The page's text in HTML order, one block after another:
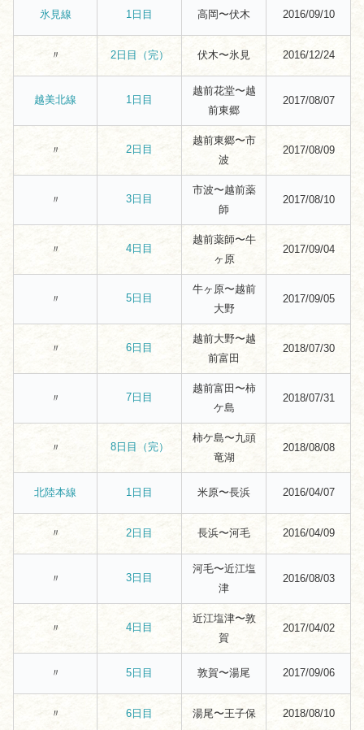
氷見線 1日目 高岡〜伏木 2016/09/10
〃 2日目（完） 伏木〜氷見 2016/12/24
越美北線 1日目
越前花堂〜越
前東郷
2017/08/07
〃 2日目
越前東郷〜市
波
2017/08/09
〃 3日目
市波〜越前薬
師
2017/08/10
〃 4日目
越前薬師〜牛
ヶ原
2017/09/04
〃 5日目
牛ヶ原〜越前
大野
2017/09/05
〃 6日目
越前大野〜越
前富田
2018/07/30
〃 7日目
越前富田〜柿
ケ島
2018/07/31
〃 8日目（完）
柿ケ島〜九頭
竜湖
2018/08/08
北陸本線 1日目 米原〜長浜 2016/04/07
〃 2日目 長浜〜河毛 2016/04/09
〃 3日目
河毛〜近江塩
津
2016/08/03
〃 4日目
近江塩津〜敦
賀
2017/04/02
〃 5日目 敦賀〜湯尾 2017/09/06
〃 6日目 湯尾〜王子保 2018/08/10